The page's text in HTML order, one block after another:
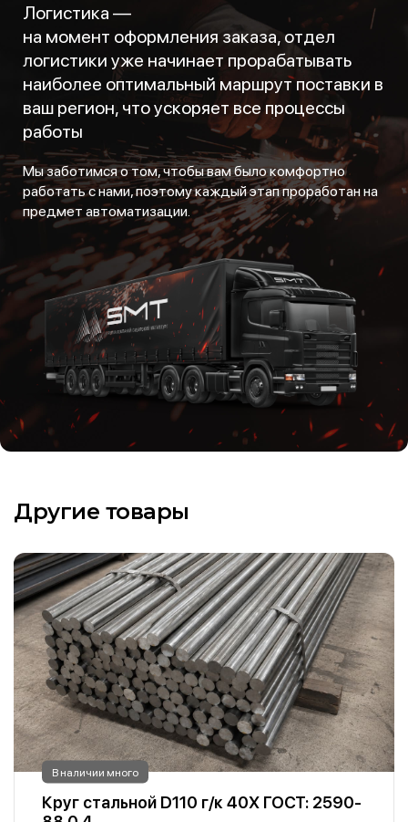
Логистика —
на момент оформления заказа, отдел
логистики уже начинает прорабатывать
наиболее оптимальный маршрут поставки в
ваш регион, что ускоряет все процессы
работы
Мы заботимся о том, чтобы вам было комфортно
работать с нами, поэтому каждый этап проработан на
предмет автоматизации.
Другие товары
В наличии много
Круг стальной D110 г/к 40Х ГОСТ: 2590-